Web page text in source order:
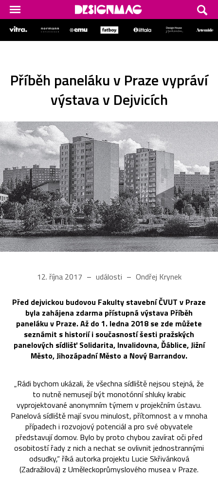
Příběh paneláku v Praze vypráví
výstava v Dejvicích
12. října 2017 události Ondřej Krynek
Před dejvickou budovou Fakulty stavební ČVUT v Praze
byla zahájena zdarma přístupná výstava Příběh
paneláku v Praze. Až do 1. ledna 2018 se zde můžete
seznámit s historií i současností šesti pražských
panelových sídlišť Solidarita, Invalidovna, Ďáblice, Jižní
Město, Jihozápadní Město a Nový Barrandov.
„Rádi bychom ukázali, že všechna sídliště nejsou stejná, že
to nutně nemusejí být monotónní shluky krabic
vyprojektované anonymním týmem v projekčním ústavu.
Panelová sídliště mají svou minulost, přítomnost a v mnoha
případech i rozvojový potenciál a pro své obyvatele
představují domov. Bylo by proto chybou zavírat oči před
osobitostí řady z nich a nechat se ovlivnit jednostrannými
odsudky,“ říká autorka projektu Lucie Skřivánková
(Zadražilová) z Uměleckoprůmyslového musea v Praze.